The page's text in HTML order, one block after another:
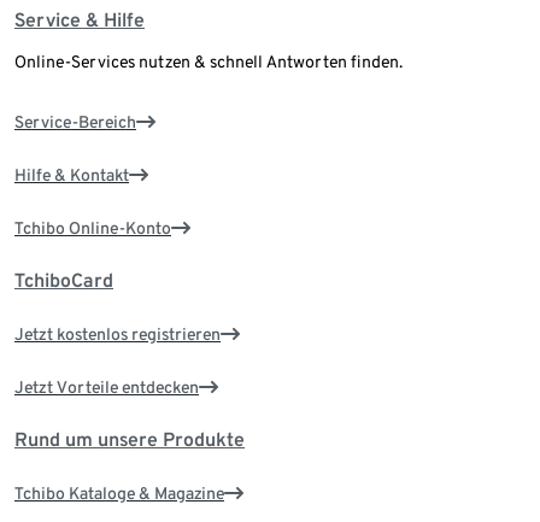
Service & Hilfe
Online-Services nutzen & schnell Antworten finden.
Service-Bereich
Hilfe & Kontakt
Tchibo Online-Konto
TchiboCard
Jetzt kostenlos registrieren
Jetzt Vorteile entdecken
Rund um unsere Produkte
Tchibo Kataloge & Magazine